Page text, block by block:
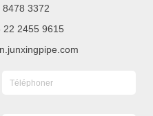
3372
22 2455 9615